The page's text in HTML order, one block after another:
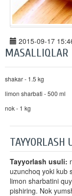
2015-09-17
MASALLIQLAR
shakar - 1.5 kg
limon sharbati - 500 ml
nok - 1 kg
TAYYORLASH
Tayyorlash usuli:
uzunchoq yoki kub
limon sharbatini
pishiring. Nok